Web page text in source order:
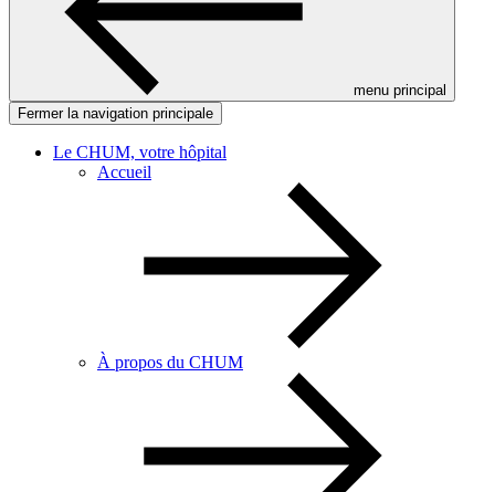
menu principal
Fermer la navigation principale
Le CHUM, votre hôpital
Accueil
À propos du CHUM